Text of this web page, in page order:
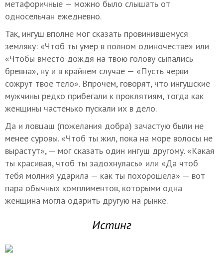
метафоричные — можно было слышать от
односельчан ежедневно.
Так, ингуш вполне мог сказать провинившемуся
земляку: «Чтоб ты умер в полном одиночестве» или
«Чтобы вместо дождя на твою голову сыпались
бревна», ну и в крайнем случае — «Пусть черви
сожрут твое тело». Впрочем, говорят, что ингушские
мужчины редко прибегали к проклятиям, тогда как
женщины частенько пускали их в дело.
Да и ловцаш (пожелания добра) зачастую были не
менее суровы. «Чтоб ты жил, пока на море волосы не
вырастут», — мог сказать один ингуш другому. «Какая
ты красивая, чтоб ты задохнулась» или «Да чтоб
тебя молния ударила — как ты похорошела» — вот
пара обычных комплиментов, которыми одна
женщина могла одарить другую на рынке.
Истинг